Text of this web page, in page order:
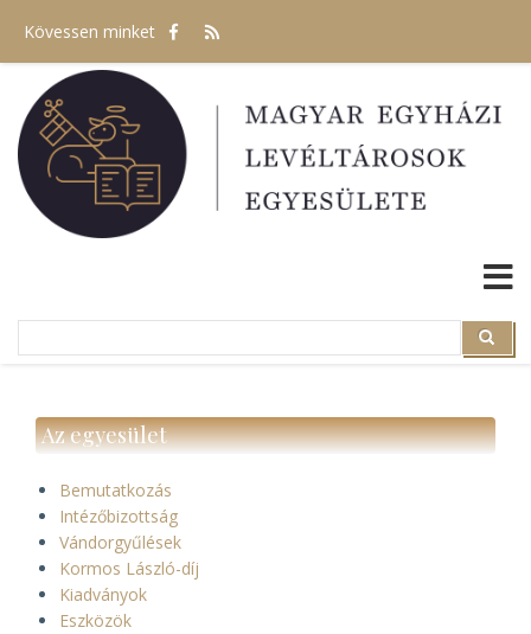
tartalomra
Kövessen minket
Search
Az egyesület
Bemutatkozás
Intézőbizottság
Vándorgyűlések
Kormos László-díj
Kiadványok
Eszközök